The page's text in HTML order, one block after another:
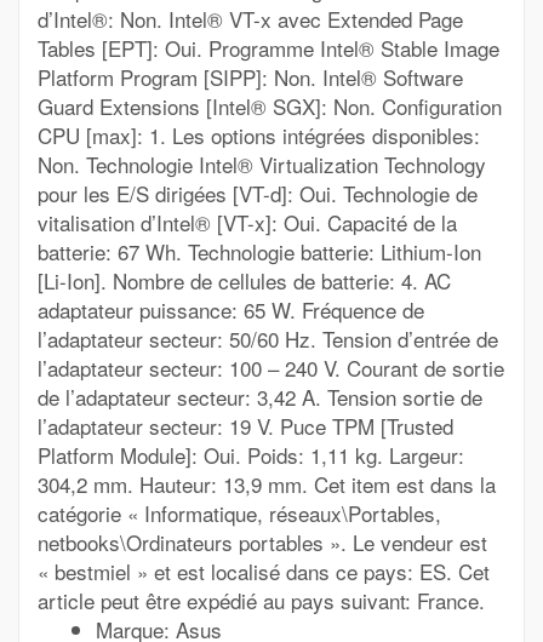
d’Intel®: Non. Intel® VT-x avec Extended Page
Tables [EPT]: Oui. Programme Intel® Stable Image
Platform Program [SIPP]: Non. Intel® Software
Guard Extensions [Intel® SGX]: Non. Configuration
CPU [max]: 1. Les options intégrées disponibles:
Non. Technologie Intel® Virtualization Technology
pour les E/S dirigées [VT-d]: Oui. Technologie de
vitalisation d’Intel® [VT-x]: Oui. Capacité de la
batterie: 67 Wh. Technologie batterie: Lithium-Ion
[Li-Ion]. Nombre de cellules de batterie: 4. AC
adaptateur puissance: 65 W. Fréquence de
l’adaptateur secteur: 50/60 Hz. Tension d’entrée de
l’adaptateur secteur: 100 – 240 V. Courant de sortie
de l’adaptateur secteur: 3,42 A. Tension sortie de
l’adaptateur secteur: 19 V. Puce TPM [Trusted
Platform Module]: Oui. Poids: 1,11 kg. Largeur:
304,2 mm. Hauteur: 13,9 mm. Cet item est dans la
catégorie « Informatique, réseaux\Portables,
netbooks\Ordinateurs portables ». Le vendeur est
« bestmiel » et est localisé dans ce pays: ES. Cet
article peut être expédié au pays suivant: France.
Marque: Asus